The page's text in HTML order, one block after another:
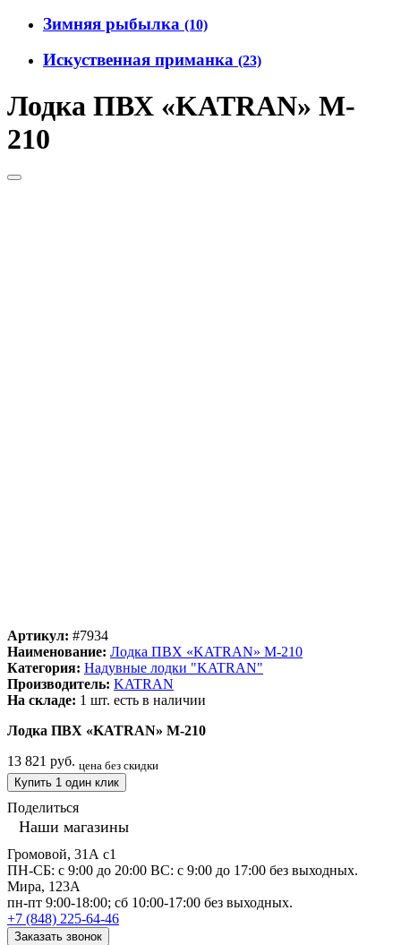
Зимняя рыбылка (10)
Искуственная приманка (23)
Лодка ПВХ «KATRAN» M-
210
Артикул: #7934
Наименование: Лодка ПВХ «KATRAN» M-210
Категория: Надувные лодки "KATRAN"
Производитель: KATRAN
На складе: 1 шт. есть в наличии
Лодка ПВХ «KATRAN» M-210
13 821 руб. цена без скидки
Купить 1 один клик
Поделиться
Наши магазины
Громовой, 31А с1
ПН-СБ: с 9:00 до 20:00 ВС: с 9:00 до 17:00 без выходных.
Мира, 123А
пн-пт 9:00-18:00; сб 10:00-17:00 без выходных.
+7 (848) 225-64-46
Заказать звонок